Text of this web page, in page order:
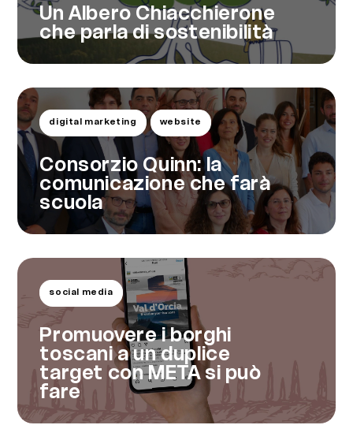
Un Albero Chiacchierone
che parla di sostenibilità
digital marketing website
Consorzio Quinn: la
comunicazione che farà
scuola
social media
Promuovere i borghi
toscani a un duplice
target con META si può
fare